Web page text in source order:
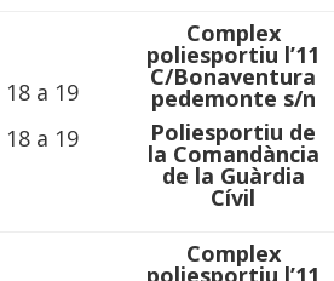
18 a 19
18 a 19
Complex
poliesportiu l’11
C/Bonaventura
pedemonte s/n
Poliesportiu de
la Comandància
de la Guàrdia
Cívil
Complex
poliesportiu l’11